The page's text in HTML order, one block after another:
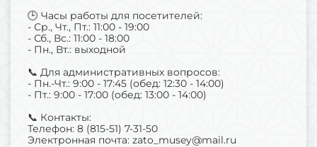
🕒 Часы работы для посетителей:
- Ср., Чт., Пт.: 11:00 - 19:00
- Сб., Вс.: 11:00 - 18:00
- Пн., Вт.: выходной
📞 Для административных вопросов:
- Пн.-Чт.: 9:00 - 17:45 (обед: 12:30 - 14:00)
- Пт.: 9:00 - 17:00 (обед: 13:00 - 14:00)
📞 Контакты:
Телефон: 8 (815-51) 7-31-50
Электронная почта: zato_musey@mail.ru